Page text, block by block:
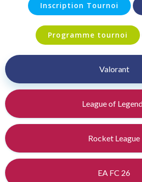
Inscription Tournoi
Programme tournoi
Valorant
League of
Rocket League
EA FC 26